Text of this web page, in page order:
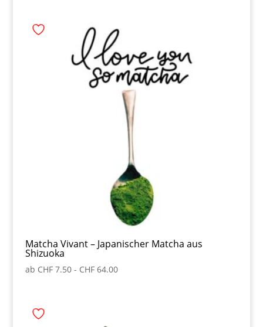
Matcha Vivant – Japanischer Matcha aus
Shizuoka
ab CHF7.50- CHF64.00